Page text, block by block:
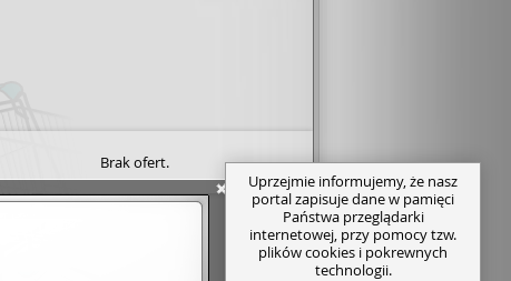
Brak ofert.
Uprzejmie informujemy, że nasz
portal zapisuje dane w pamięci
Państwa przeglądarki
internetowej, przy pomocy tzw.
plików cookies i pokrewnych
technologii.